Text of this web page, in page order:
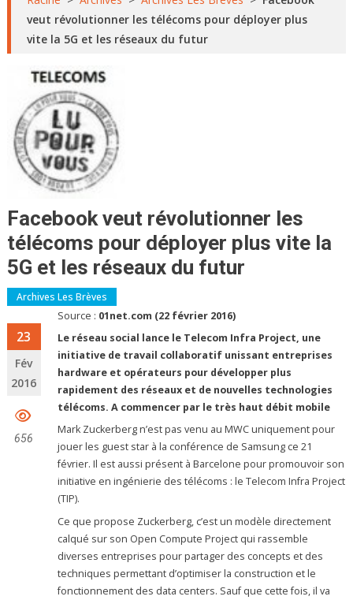
veut révolutionner les télécoms pour déployer plus
vite la 5G et les réseaux du futur
Facebook veut révolutionner les
télécoms pour déployer plus vite la
5G et les réseaux du futur
Archives Les Brèves
23
Fév
2016
656
Source : 01net.com (22 février 2016)
Le réseau social lance le Telecom Infra Project, une
initiative de travail collaboratif unissant entreprises
hardware et opérateurs pour développer plus
rapidement des réseaux et de nouvelles technologies
télécoms. A commencer par le très haut débit mobile
Mark Zuckerberg n’est pas venu au MWC uniquement pour
jouer les guest star à la conférence de Samsung ce 21
février. Il est aussi présent à Barcelone pour promouvoir son
initiative en ingénierie des télécoms : le Telecom Infra Project
(TIP).
Ce que propose Zuckerberg, c’est un modèle directement
calqué sur son Open Compute Project qui rassemble
diverses entreprises pour partager des concepts et des
techniques permettant d’optimiser la construction et le
fonctionnement des data centers. Sauf que cette fois, il va